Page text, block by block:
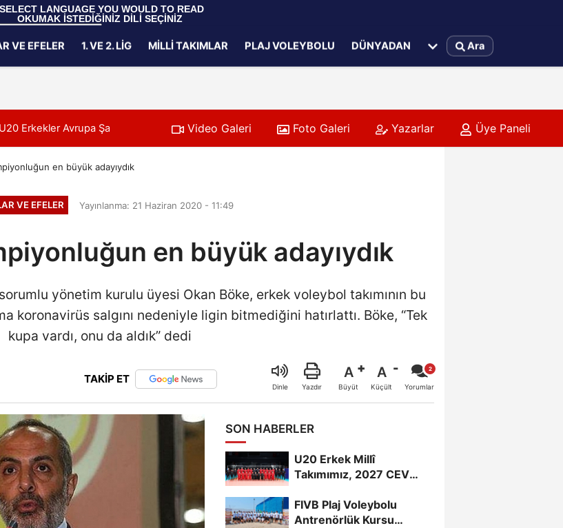
SELECT LANGUAGE YOU WOULD TO READ
OKUMAK İSTEDİĞİNİZ DİLİ SEÇİNİZ
VE EFELER 1. VE 2. LIG MILLI TAKIMLAR PLAJ VOLEYBOLU DÜNYADAN Ara
Erkekler Avrupa Şampiyonası İlk Tur Elemeleri Hazırlıklarına Başladı
Video Galeri Foto Galeri Yazarlar Üye Paneli
en büyük adayıydık
VE EFELER Yayınlanma: 21 Haziran 2020 - 11:49
en büyük adayıydık
yönetim kurulu üyesi Okan Böke, erkek voleybol takımının bu
koronavirüs salgını nedeniyle ligin bitmediğini hatırlattı. Böke, “Tek
kupa vardı, onu da aldık” dedi
TAKİP ET
Dinle Yazdır
A
Büyüt
A
Küçült Yorumlar
SON HABERLER
U20 Erkek Millî
Takımımız, 2027 CEV
Şampiyonası...
FIVB Plaj Voleybolu
Antrenörlük Kursu